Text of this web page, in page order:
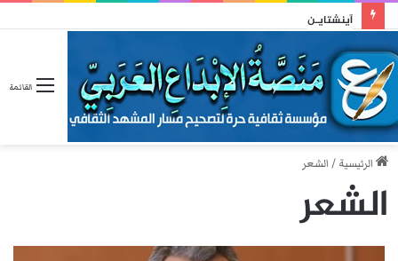
آينشتايـن
القائمة
الرئيسية /الشعر
الشعر